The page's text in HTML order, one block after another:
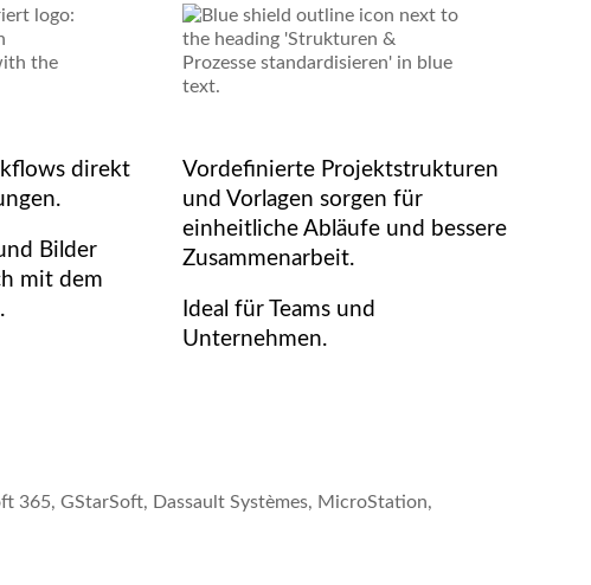
direkt
Bilder
mit dem
Vordefinierte Projektstrukturen
und Vorlagen sorgen für
einheitliche Abläufe und bessere
Zusammenarbeit.
Ideal für Teams und
Unternehmen.